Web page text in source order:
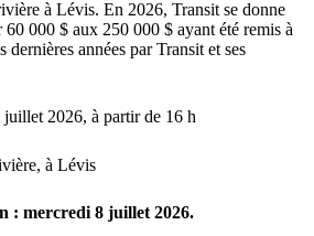
à Lévis. En 2026, Transit se donne
000 $ aux 250 000 $ ayant été remis à
dernières années par Transit et ses
2026, à partir de 16 h
à Lévis
: mercredi 8 juillet 2026.